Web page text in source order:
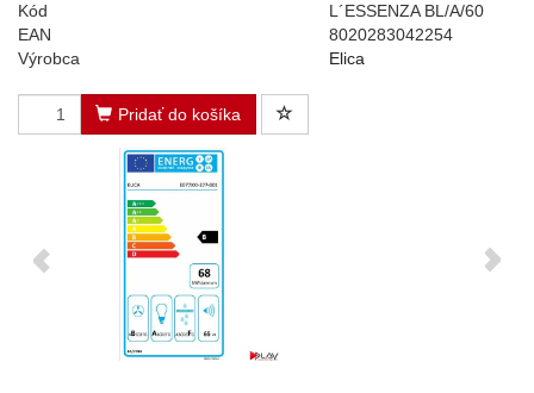
Kód
L´ESSENZA BL/A/60
EAN
8020283042254
Výrobca
Elica
Pridať do košíka